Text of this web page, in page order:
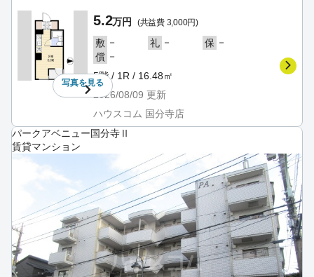
写真を見る
5.2万円 (共益費 3,000円)
敷 － 礼 － 保 －
償 －
5階 / 1R / 16.48㎡
2026/08/09 更新
ハウスコム 国分寺店
パークアベニュー国分寺Ⅱ
賃貸マンション